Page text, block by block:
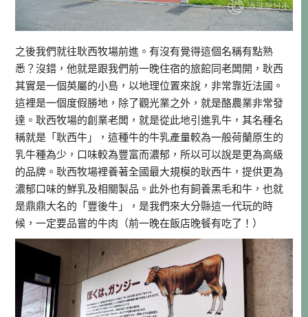
之後我們就往耿西牧場前進。有沒有覺得這個名稱有點熟
悉？沒錯，他就是跟我們前一晚住宿的旅館同老闆開，耿西
其實是一個英屬的小島，以地理位置來說，非常靠近法國。
這裡是一個度假勝地，除了觀光業之外，就是酪農業非常發
達。耿西牧場的創業老闆，就是從此地引進乳牛，其名種名
稱就是「耿西牛」，這種牛的牛乳產量較為一般荷蘭原生的
乳牛種為少，口味較為豐富而濃郁，所以可以說是更為高級
的品牌。耿西牧場裡養著全國最大規模的耿西牛，提供更為
濃郁口味的鮮乳及相關製品。此外也有飼養黑毛和牛，也就
是鼎鼎大名的「豐後牛」，是我們來大分縣這一代玩的時
候，一定要品嘗的牛肉（前一晚在飯店晚餐有吃了！）